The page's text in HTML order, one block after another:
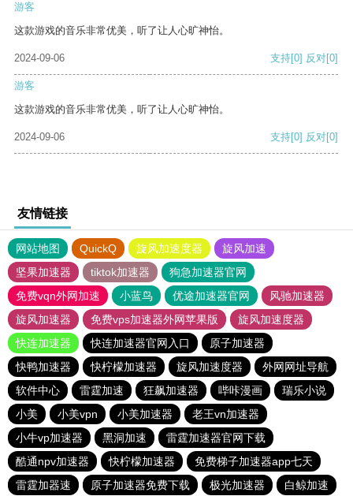
游客
这款游戏的音乐非常优美，听了让人心旷神怡。
2024-09-06 支持[0] 反对[0]
游客
这款游戏的音乐非常优美，听了让人心旷神怡。
2024-09-06 支持[0] 反对[0]
友情链接
网站地图 QuickQ 旋风加速度器
旋风加速
坚果加速器
tiktok加速器
狗急加速器官网
免费vqn外网加速
小蓝鸟 优途加速器官网
风驰加速器
旋风加速器
免费vps加速器外网苹果版
旋风加速度器
快连加速器
快连加速器官网入口
原子加速器
快鸭加速器
快柠檬加速器 旋风加速度器
外网网址导航
软件中心
雷霆加速 狂飙加速器 哔咔漫画
瑞乐小说
小美
小美vpn 小美加速器
老王vn加速器
小牛vp加速器
黑洞加速
雷霆加速器官网下载
酷通npv加速器
快柠檬加速器
免费梯子加速器app七天
雷霆加器速
原子加速器免费下载 极光加速器 白鲸加速